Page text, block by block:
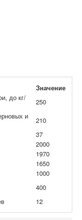
Значение
до кг/
250
и
210
37
2000
1970
1650
1000
400
12